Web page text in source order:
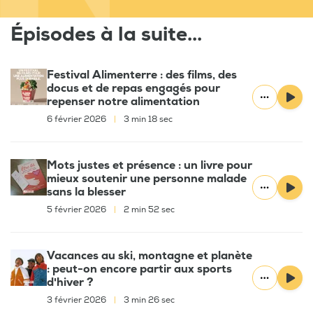
Épisodes à la suite...
Festival Alimenterre : des films, des
docus et de repas engagés pour
repenser notre alimentation
6 février 2026 3 min 18 sec
Mots justes et présence : un livre pour
mieux soutenir une personne malade
sans la blesser
5 février 2026 2 min 52 sec
Vacances au ski, montagne et planète
: peut-on encore partir aux sports
d'hiver ?
3 février 2026 3 min 26 sec